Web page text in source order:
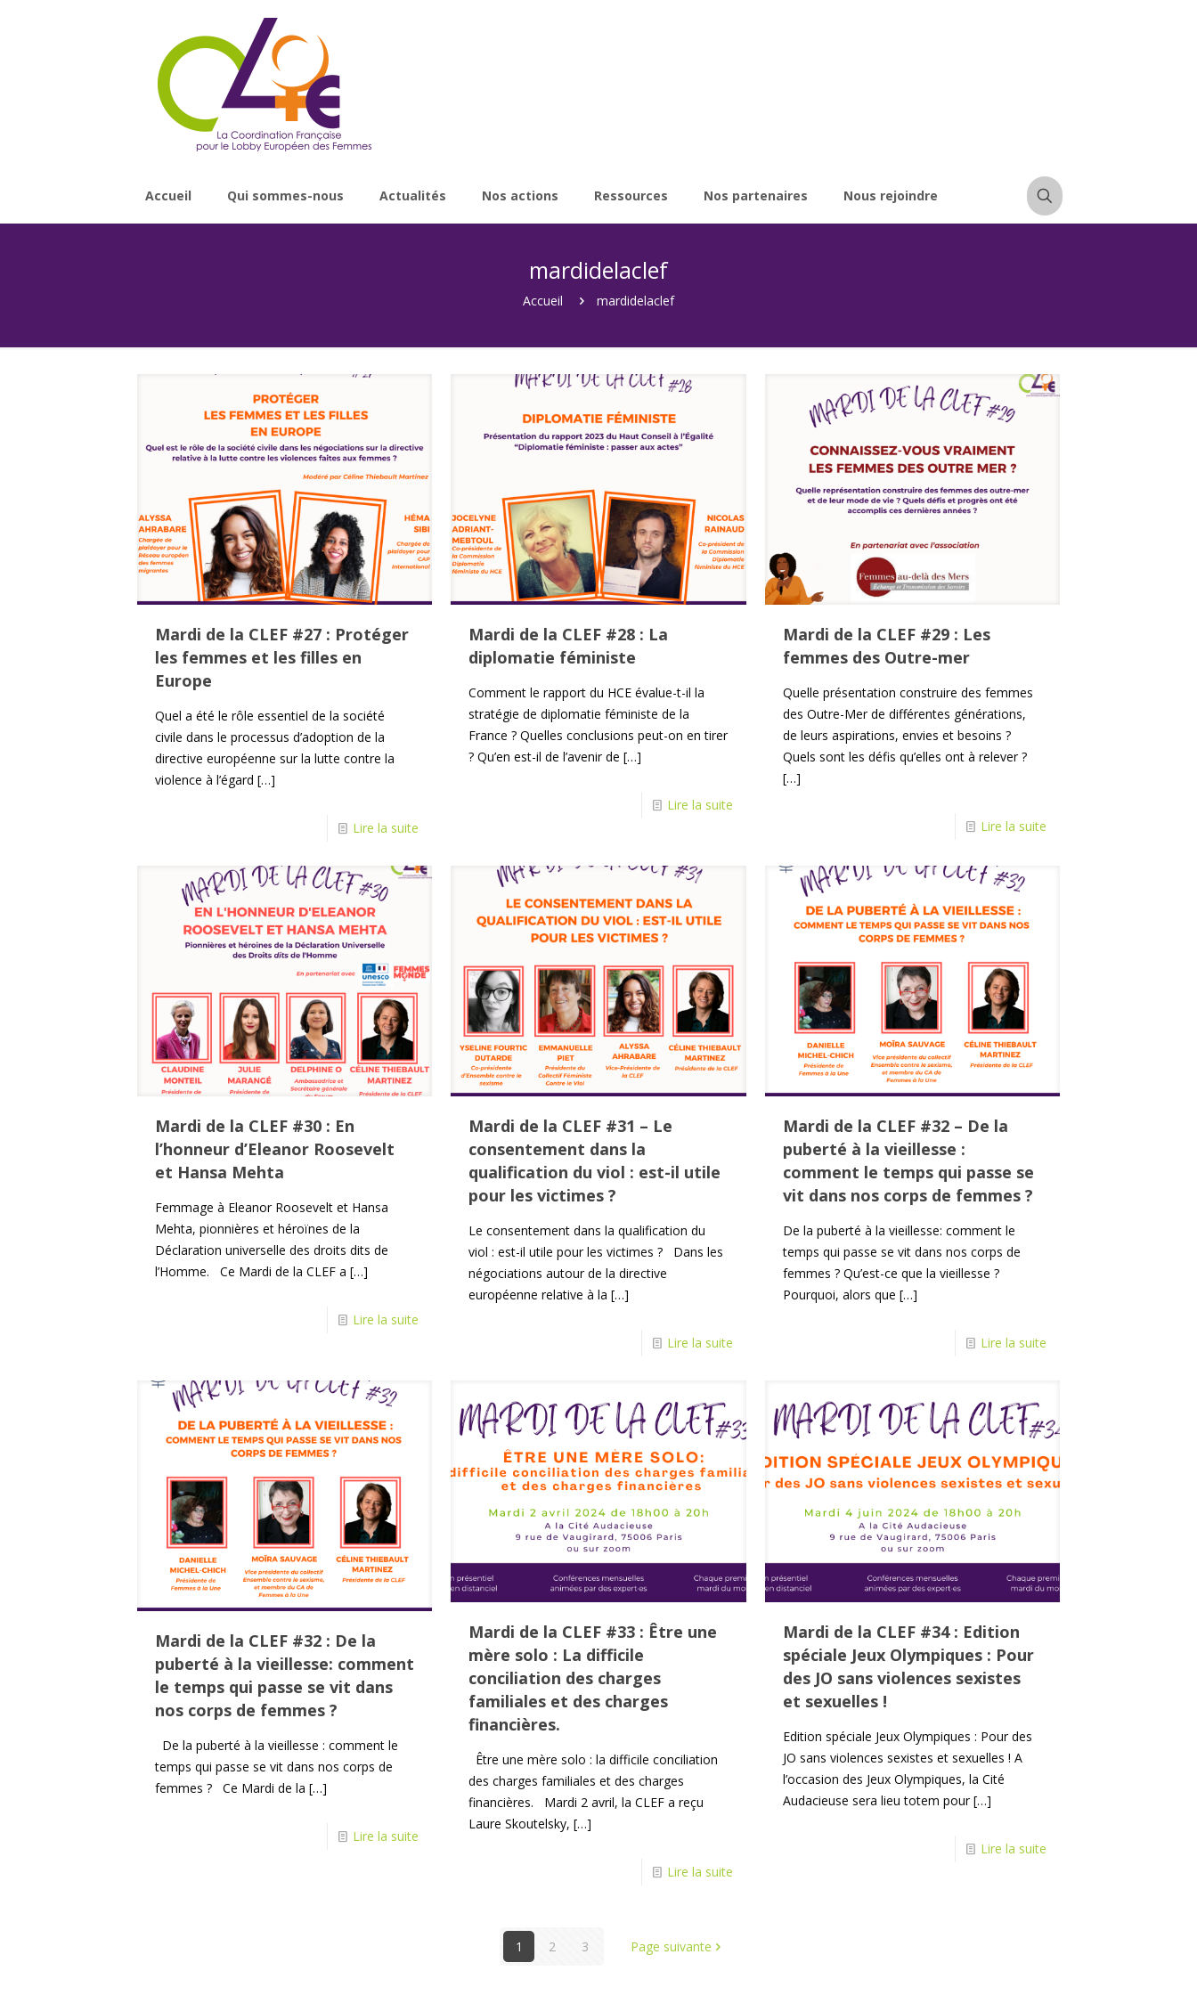
Accueil Qui sommes-nous Actualités Nos actions Ressources Nos partenaires Nous rejoindre
mardidelaclef
Accueil mardidelaclef
Mardi de la CLEF #27 : Protéger
les femmes et les filles en
Europe
Quel a été le rôle essentiel de la société
civile dans le processus d’adoption de la
directive européenne sur la lutte contre la
violence à l’égard […]
Lire la suite
Mardi de la CLEF #28 : La
diplomatie féministe
Comment le rapport du HCE évalue-t-il la
stratégie de diplomatie féministe de la
France ? Quelles conclusions peut-on en tirer
? Qu’en est-il de l’avenir de […]
Lire la suite
Mardi de la CLEF #29 : Les
femmes des Outre-mer
Quelle présentation construire des femmes
des Outre-Mer de différentes générations,
de leurs aspirations, envies et besoins ?
Quels sont les défis qu’elles ont à relever ?
[…]
Lire la suite
Mardi de la CLEF #30 : En
l’honneur d’Eleanor Roosevelt
et Hansa Mehta
Femmage à Eleanor Roosevelt et Hansa
Mehta, pionnières et héroïnes de la
Déclaration universelle des droits dits de
l’Homme. Ce Mardi de la CLEF a […]
Lire la suite
Mardi de la CLEF #31 – Le
consentement dans la
qualification du viol : est-il utile
pour les victimes ?
Le consentement dans la qualification du
viol : est-il utile pour les victimes ? Dans les
négociations autour de la directive
européenne relative à la […]
Lire la suite
Mardi de la CLEF #32 – De la
puberté à la vieillesse :
comment le temps qui passe se
vit dans nos corps de femmes ?
De la puberté à la vieillesse: comment le
temps qui passe se vit dans nos corps de
femmes ? Qu’est-ce que la vieillesse ?
Pourquoi, alors que […]
Lire la suite
Mardi de la CLEF #32 : De la
puberté à la vieillesse: comment
le temps qui passe se vit dans
nos corps de femmes ?
De la puberté à la vieillesse : comment le
temps qui passe se vit dans nos corps de
femmes ? Ce Mardi de la […]
Lire la suite
Mardi de la CLEF #33 : Être une
mère solo : La difficile
conciliation des charges
familiales et des charges
financières.
Être une mère solo : la difficile conciliation
des charges familiales et des charges
financières. Mardi 2 avril, la CLEF a reçu
Laure Skoutelsky, […]
Lire la suite
Mardi de la CLEF #34 : Edition
spéciale Jeux Olympiques : Pour
des JO sans violences sexistes
et sexuelles !
Edition spéciale Jeux Olympiques : Pour des
JO sans violences sexistes et sexuelles ! A
l’occasion des Jeux Olympiques, la Cité
Audacieuse sera lieu totem pour[…]
Lire la suite
1 2 3 Page suivante